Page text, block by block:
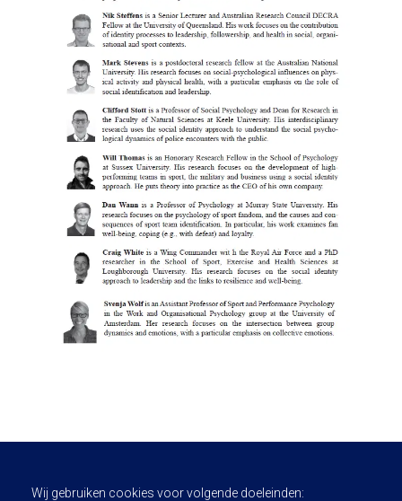
Wij gebruiken cookies voor volgende doeleinden: